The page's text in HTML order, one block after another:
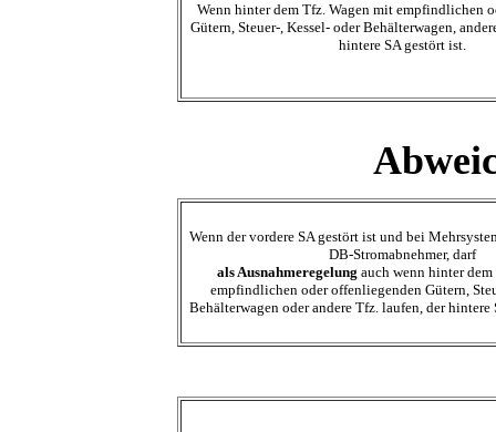
Wenn hinter dem Tfz. Wagen mit empfindlichen
Gütern, Steuer-, Kessel- oder Behälterwagen,
hintere SA gestört ist.
Wenn der vordere SA gestört ist und bei
DB-Stromabnehmer, darf
als Ausnahmeregelung auch wenn hinter
empfindlichen oder offenliegenden Gütern,
Behälterwagen oder andere Tfz. laufen, der hintere